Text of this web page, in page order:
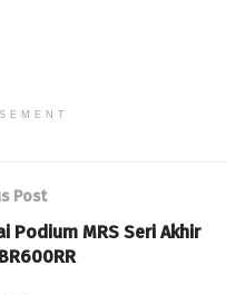
Post
Podium MRS Seri Akhir